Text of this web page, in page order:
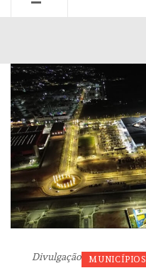
Divulgação MUNICÍPIOS